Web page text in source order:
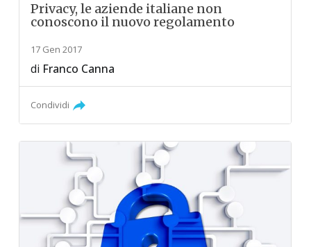
Privacy, le aziende italiane non
conoscono il nuovo regolamento
17 Gen 2017
di Franco Canna
Condividi